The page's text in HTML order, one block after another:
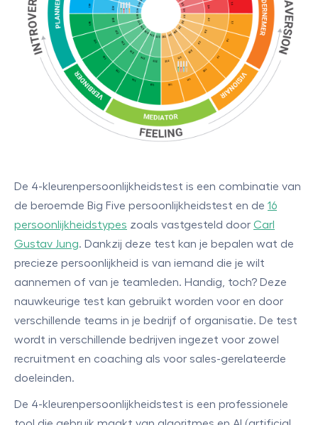
De 4-kleurenpersoonlijkheidstest is een combinatie van
de beroemde Big Five persoonlijkheidstest en de 16
persoonlijkheidstypes zoals vastgesteld door Carl
Gustav Jung. Dankzij deze test kan je bepalen wat de
precieze persoonlijkheid is van iemand die je wilt
aannemen of van je teamleden. Handig, toch? Deze
nauwkeurige test kan gebruikt worden voor en door
verschillende teams in je bedrijf of organisatie. De test
wordt in verschillende bedrijven ingezet voor zowel
recruitment en coaching als voor sales-gerelateerde
doeleinden.
De 4-kleurenpersoonlijkheidstest is een professionele